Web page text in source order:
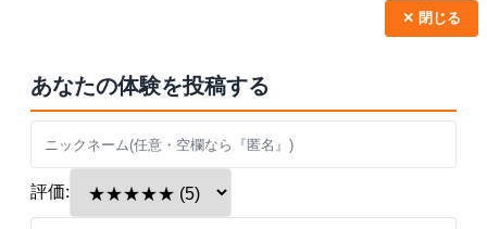
✕ 閉じる
あなたの体験を投稿する
評価: